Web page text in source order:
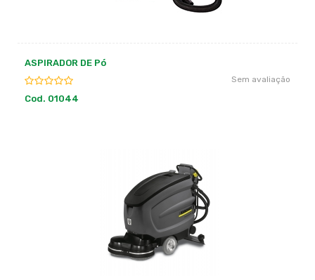
ASPIRADOR DE Pó
Sem avaliação
Cod. 01044